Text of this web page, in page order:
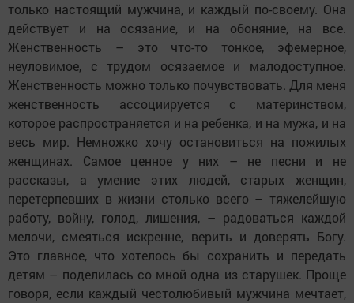
только настоящий мужчина, и каждый по-своему. Она
действует и на осязание, и на обоняние, на все.
Женственность – это что-то тонкое, эфемерное,
неуловимое, с трудом осязаемое и малодоступное.
Женственность можно только почувствовать. Для меня
женственность ассоциируется с материнством,
которое распространяется и на ребенка, и на мужа, и на
весь мир. Немножко хочу остановиться на пожилых
женщинах. Самое ценное у них – не песни и не
рассказы, а умение этих людей, старых женщин,
перетерпевших в жизни столько всего – тяжелейшую
работу, войну, голод, лишения, – радоваться каждой
мелочи, смеяться искренне, верить и доверять Богу.
Это главное, что хотелось бы сохранить и передать
детям – поделилась со мной одна из старушек. Проще
говоря, если каждый честолюбивый мужчина мечтает,